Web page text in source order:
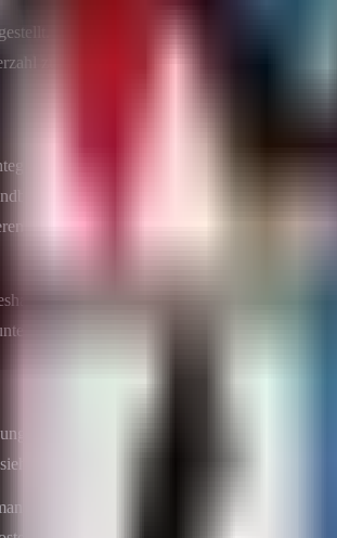
zu erreichen, ziehe bitte in Betracht, meine
Bibliothek zur Modifikation von Spiel-
deaktiviert werden, um echtes Modding zu
um es schwieriger zu machen,
Seiten wie CodeFling Plugins auf
(
sind in
ab. Vanilla Rust verwendet ein
und reduziert die Netzwerkkosten bei
bemerkt, wenn diese Entfernung geringer